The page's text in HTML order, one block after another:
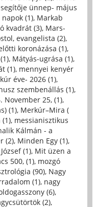
ünnep- május
(1), Markab
kvadrát (3), Mars-
evangelista (2),
koronázása (1),
, Mátyás-ugrása (1),
(1), mennyei kenyér
éve- 2026 (1),
szembenállás (1),
November 25, (1),
(1), Merkúr–Mira (
, messianisztikus
Kálmán - a
(2), Minden Egy (1),
(1), Mit üzen a
500, (1), mozgó
(90), Nagy
(1), nagy
(6),
(2),